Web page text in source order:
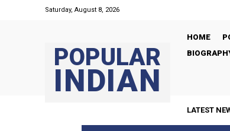
Saturday, August 8, 2026
POPULAR
INDIAN
HOME
LATEST